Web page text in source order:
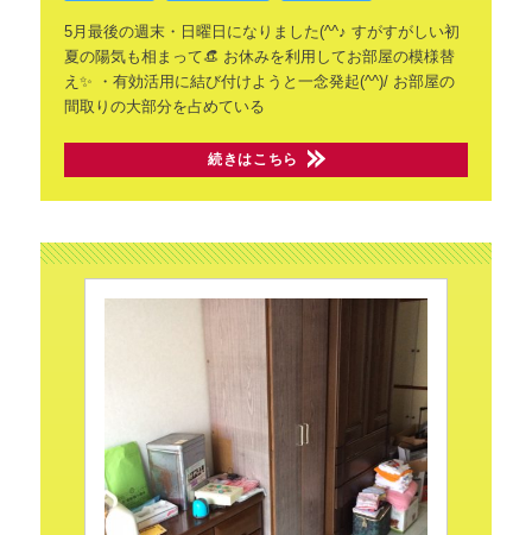
5月最後の週末・日曜日になりました(^^♪ すがすがしい初
夏の陽気も相まって👒 お休みを利用してお部屋の模様替
え✨ ・有効活用に結び付けようと一念発起(^^)/ お部屋の
間取りの大部分を占めている
続きはこちら